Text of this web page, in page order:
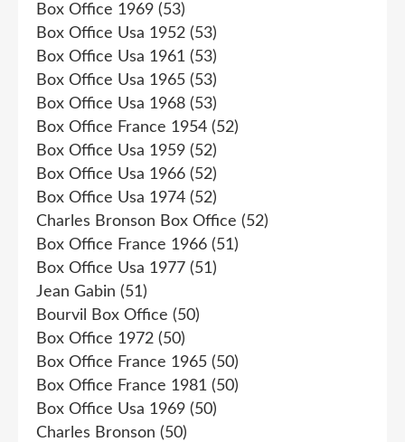
Box Office 1969 (53)
Box Office Usa 1952 (53)
Box Office Usa 1961 (53)
Box Office Usa 1965 (53)
Box Office Usa 1968 (53)
Box Office France 1954 (52)
Box Office Usa 1959 (52)
Box Office Usa 1966 (52)
Box Office Usa 1974 (52)
Charles Bronson Box Office (52)
Box Office France 1966 (51)
Box Office Usa 1977 (51)
Jean Gabin (51)
Bourvil Box Office (50)
Box Office 1972 (50)
Box Office France 1965 (50)
Box Office France 1981 (50)
Box Office Usa 1969 (50)
Charles Bronson (50)